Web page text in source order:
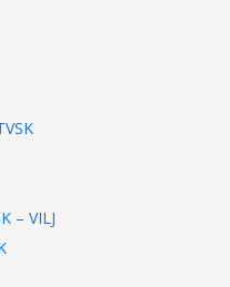
– VILJ